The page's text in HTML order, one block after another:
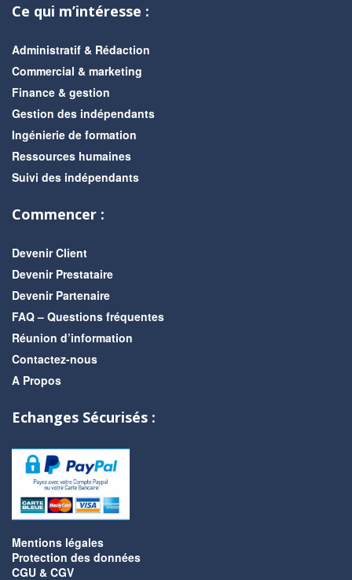
Ce qui m’intéresse :
Administratif & Rédaction
Commercial & marketing
Finance & gestion
Gestion des indépendants
Ingénierie de formation
Ressources humaines
Suivi des indépendants
Commencer :
Devenir Client
Devenir Prestataire
Devenir Partenaire
FAQ – Questions fréquentes
Réunion d’information
Contactez-nous
A Propos
Echanges Sécurisés :
Mentions légales
Protection des données
CGU & CGV